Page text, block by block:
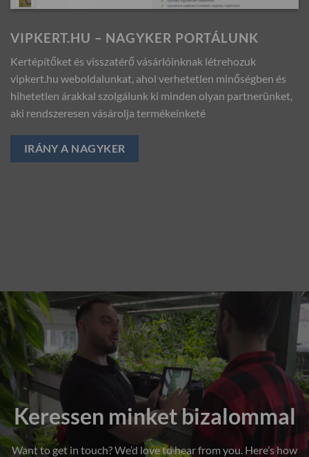
VIPKERT.HU – NAGYKER PORTÁLUNK
Kertépítőket és visszatérő vásárlóinknak létrehozuk
vipkert.hu weboldalunkat, ahol verhetetlen minőségben és
hihetetlen árakkal szolgálunk ki minden olyan partnerünket,
aki rendszeresen vásárolja termékeinketé
IRÁNY A NAGYKER
Keressen minket bizalommal
Want to get in touch? We’d love to hear from you. Here’s how